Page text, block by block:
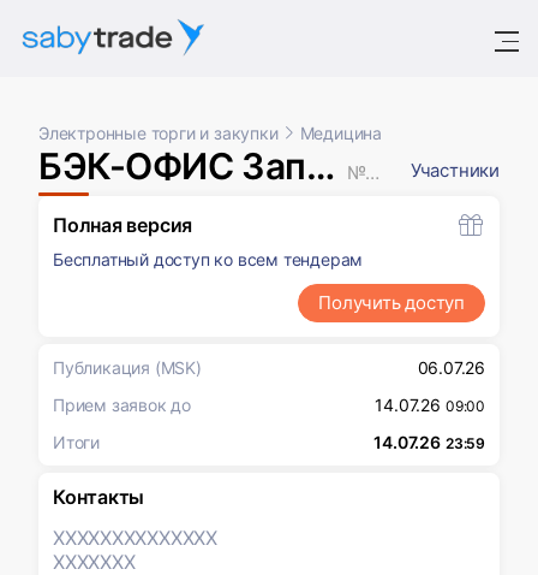
Электронные торги и закупки Медицина
БЭК-ОФИС Запрос котировок в электронной форме № XXXXXXX Участники
Полная версия
Бесплатный доступ ко всем тендерам
Получить доступ
Публикация (MSK)
06.07.26
Прием заявок до
14.07.26 09:00
Итоги 14.07.26 23:59
Контакты
XXXXXXXXXXXXXX
XXXXXXX